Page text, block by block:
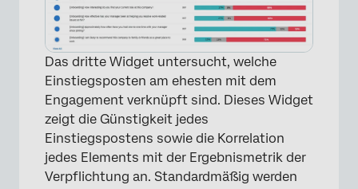
Das dritte Widget untersucht, welche
Einstiegsposten am ehesten mit dem
Engagement verknüpft sind. Dieses Widget
zeigt die Günstigkeit jedes
Einstiegspostens sowie die Korrelation
jedes Elements mit der Ergebnismetrik der
Verpflichtung an. Standardmäßig werden